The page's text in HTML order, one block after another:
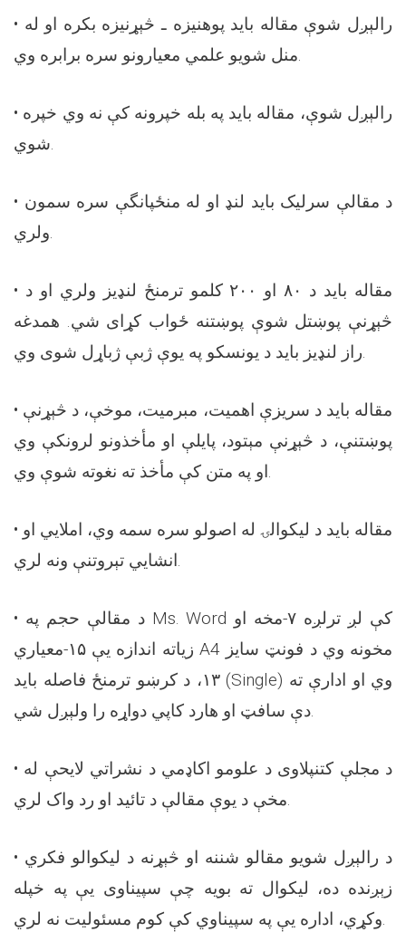
• رالېږل شوې مقاله بايد پوهنيزه ـ څېړنيزه بكره او له
منل شويو علمي معيارونو سره برابره وي.
• رالېږل شوې، مقاله باید په بله خپرونه کې نه وي خپره
شوي.
• د مقالې سرلیک باید لنډ او له منځپانگې سره سمون
ولري.
• مقاله باید د ۸۰ او ۲۰۰ کلمو ترمنځ لنډيز ولري او د
څېړنې پوښتل شوې پوښتنه ځواب کړای شي. همدغه
راز لنډیز باید د یونسکو په يوې ژبې ژباړل شوی وي.
• مقاله باید د سریزې اهمیت، مبرمیت، موخې، د څېړنې
پوښتنې، د څېړنې مېتود، پايلې او مأخذونو لرونکې وي
او په متن کې مأخذ ته نغوته شوې وي.
• مقاله باید د لیکوالۍ له اصولو سره سمه وي، املایي او
انشايي تېروتنې ونه لري.
• د مقالې حجم په Ms. Word کې لږ ترلږه ۷-مخه او
زیاته اندازه یې ۱۵-معياري A4 مخونه وي د فونټ سایز
۱۳، د کرښو ترمنځ فاصله باید (Single) وي او ادارې ته
دې سافټ او هارد کاپي دواړه را ولېږل شي.
• د مجلې کتنپلاوی د علومو اکاډمي د نشراتي لایحې له
مخې د یوې مقالې د تائید او رد واک لري.
• د رالېږل شویو مقالو شننه او څېړنه د ليکوالو فکري
زېږنده ده، لیکوال ته بويه چې سپیناوی يې په خپله
وکړي، اداره یې په سپيناوي کې کوم مسئولیت نه لري.